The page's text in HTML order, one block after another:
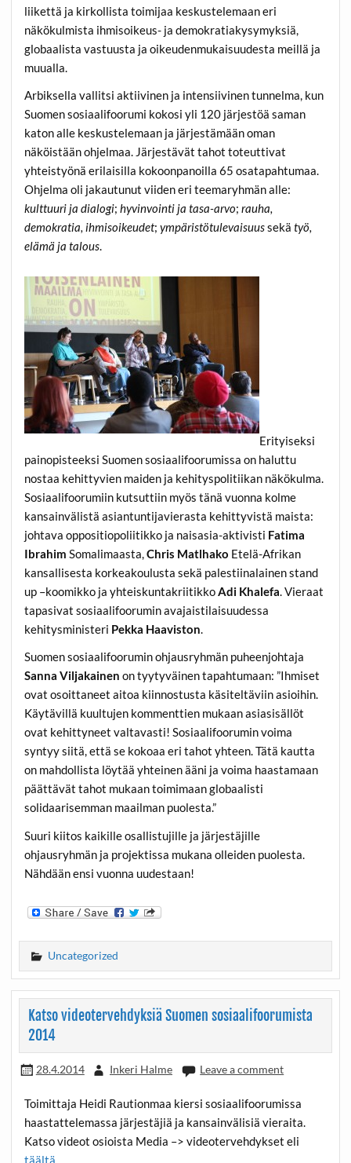
liikettä ja kirkollista toimijaa keskustelemaan eri
näkökulmista ihmisoikeus- ja demokratiakysymyksiä,
globaalista vastuusta ja oikeudenmukaisuudesta meillä ja
muualla.
Arbiksella vallitsi aktiivinen ja intensiivinen tunnelma, kun
Suomen sosiaalifoorumi kokosi yli 120 järjestöä saman
katon alle keskustelemaan ja järjestämään oman
näköistään ohjelmaa. Järjestävät tahot toteuttivat
yhteistyönä erilaisilla kokoonpanoilla 65 osatapahtumaa.
Ohjelma oli jakautunut viiden eri teemaryhmän alle:
kulttuuri ja dialogi;hyvinvointi ja tasa-arvo;rauha,
demokratia, ihmisoikeudet;ympäristötulevaisuussekätyö,
elämä ja talous.
Erityiseksi
painopisteeksi Suomen sosiaalifoorumissa on haluttu
nostaa kehittyvien maiden ja kehityspolitiikan näkökulma.
Sosiaalifoorumiin kutsuttiin myös tänä vuonna kolme
kansainvälistä asiantuntijavierasta kehittyvistä maista:
johtava oppositiopoliitikko ja naisasia-aktivisti Fatima
Ibrahim Somalimaasta,Chris Matlhako Etelä-Afrikan
kansallisesta korkeakoulusta sekä palestiinalainen stand
up –koomikko ja yhteiskuntakriitikkoAdi Khalefa. Vieraat
tapasivat sosiaalifoorumin avajaistilaisuudessa
kehitysministeri Pekka Haaviston.
Suomen sosiaalifoorumin ohjausryhmän puheenjohtaja
Sanna Viljakainenon tyytyväinen tapahtumaan: ”Ihmiset
ovat osoittaneet aitoa kiinnostusta käsiteltäviin asioihin.
Käytävillä kuultujen kommenttien mukaan asiasisällöt
ovat kehittyneet valtavasti! Sosiaalifoorumin voima
syntyy siitä, että se kokoaa eri tahot yhteen. Tätä kautta
on mahdollista löytää yhteinen ääni ja voima haastamaan
päättävät tahot mukaan toimimaan globaalisti
solidaarisemman maailman puolesta.”
Suuri kiitos kaikille osallistujille ja järjestäjille
ohjausryhmän ja projektissa mukana olleiden puolesta.
Nähdään ensi vuonna uudestaan!
Uncategorized
Katso videotervehdyksiä Suomen sosiaalifoorumista
2014
28.4.2014 Inkeri Halme Leave a comment
Toimittaja Heidi Rautionmaa kiersi sosiaalifoorumissa
haastattelemassa järjestäjiä ja kansainvälisiä vieraita.
Katso videot osioista Media –> videotervehdykset eli
täältä